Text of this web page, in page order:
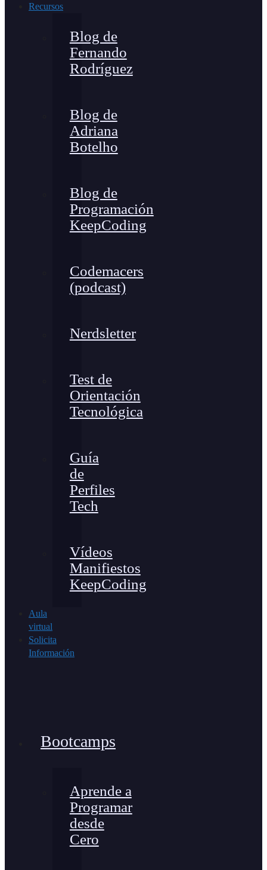
Recursos
Blog de
Fernando
Rodríguez
Blog de
Adriana
Botelho
Blog de
Programación
KeepCoding
Codemacers
(podcast)
Nerdsletter
Test de
Orientación
Tecnológica
Guía
de
Perfiles
Tech
Vídeos
Manifiestos
KeepCoding
Aula
virtual
Solicita
Información
Bootcamps
Aprende a
Programar
desde
Cero